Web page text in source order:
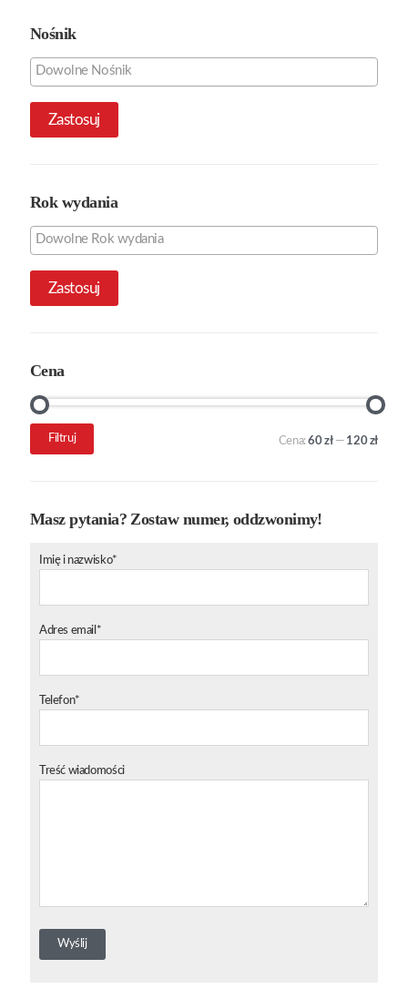
Nośnik
Zastosuj
Rok wydania
Zastosuj
Cena
Cena
Cena
Filtruj Cena:60 zł— 120 zł
Masz pytania? Zostaw numer, oddzwonimy!
Imię i nazwisko*
Adres email*
Telefon*
Treść wiadomości